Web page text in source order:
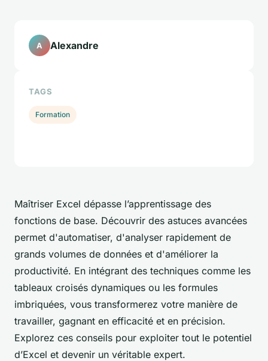
Maîtriser Excel dépasse l’apprentissage des
fonctions de base. Découvrir des astuces avancées
permet d'automatiser, d'analyser rapidement de
grands volumes de données et d'améliorer la
productivité. En intégrant des techniques comme les
tableaux croisés dynamiques ou les formules
imbriquées, vous transformerez votre manière de
travailler, gagnant en efficacité et en précision.
Explorez ces conseils pour exploiter tout le potentiel
d’Excel et devenir un véritable expert.
A Alexandre
TAGS
Formation